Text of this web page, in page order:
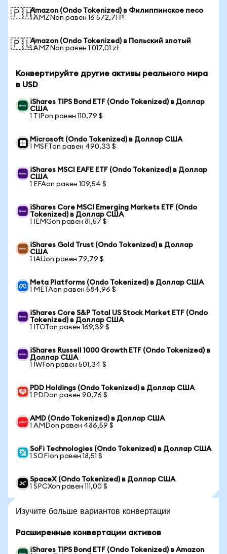
🇵🇭Amazon (Ondo Tokenized) в Филиппинское песо
1 AMZNon равен 16 572,71 ₱
🇵🇱Amazon (Ondo Tokenized) в Польский злотый
1 AMZNon равен 1 017,01 zł
Конвертируйте другие активы реального мира
в USD
iShares TIPS Bond ETF (Ondo Tokenized) в Доллар
США
1 TIPon равен 110,79 $
Microsoft (Ondo Tokenized) в Доллар США
1 MSFTon равен 490,33 $
iShares MSCI EAFE ETF (Ondo Tokenized) в Доллар
США
1 EFAon равен 109,54 $
iShares Core MSCI Emerging Markets ETF (Ondo
Tokenized) в Доллар США
1 IEMGon равен 81,57 $
iShares Gold Trust (Ondo Tokenized) в Доллар
США
1 IAUon равен 79,79 $
Meta Platforms (Ondo Tokenized) в Доллар США
1 METAon равен 584,96 $
iShares Core S&P Total US Stock Market ETF (Ondo
Tokenized) в Доллар США
1 ITOTon равен 169,39 $
iShares Russell 1000 Growth ETF (Ondo Tokenized) в
Доллар США
1 IWFon равен 501,34 $
PDD Holdings (Ondo Tokenized) в Доллар США
1 PDDon равен 90,76 $
AMD (Ondo Tokenized) в Доллар США
1 AMDon равен 486,59 $
SoFi Technologies (Ondo Tokenized) в Доллар США
1 SOFIon равен 18,51 $
SpaceX (Ondo Tokenized) в Доллар США
1 SPCXon равен 111,00 $
Изучите больше вариантов конвертации
Расширенные конвертации активов
iShares TIPS Bond ETF (Ondo Tokenized) в Amazon